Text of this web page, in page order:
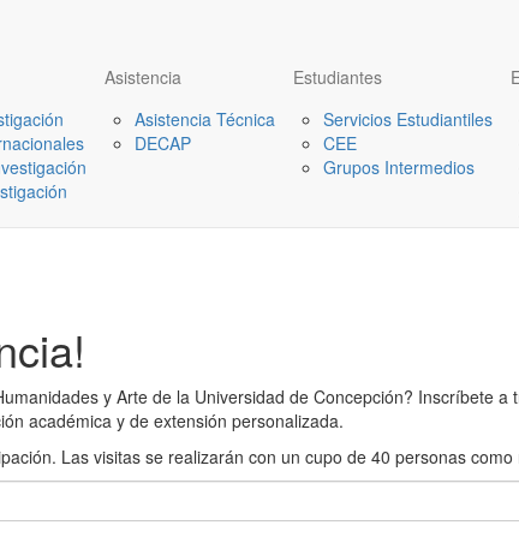
Asistencia
Asistencia Técnica
DECAP
Estudiantes
Servicios Estudiantiles
CEE
Grupos Intermedios
y Arte de la Universidad de Concepción? Inscríbete
académica y de extensión personalizada.
Las visitas se realizarán con un cupo de 40 personas como